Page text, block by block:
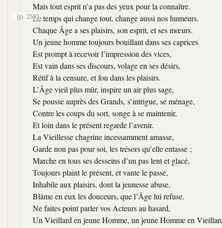
Mais tout esprit n’a pas des yeux pour la connaître.
{p. 258}Le temps qui change tout, change aussi nos humeurs.
Chaque Âge a ses plaisirs, son esprit, et ses mœurs.
Un jeune homme toujours bouillant dans ses caprices
Est prompt à recevoir l’impression des vices,
Est vain dans ses discours, volage en ses désirs,
Rétif à la censure, et fou dans les plaisirs.
L’Âge vieil plus mûr, inspire un air plus sage,
Se pousse auprès des Grands, s’intrigue, se ménage,
Contre les coups du sort, songe à se maintenir,
Et loin dans le présent regarde l’avenir.
La Vieillesse chagrine incessamment amasse,
Garde non pas pour soi, les trésors qu’elle entasse ;
Marche en tous ses desseins d’un pas lent et glacé,
Toujours plaint le présent, et vante le passé,
Inhabile aux plaisirs, dont la jeunesse abuse,
Blâme en eux les douceurs, que l’Âge lui refuse.
Ne faites point parler vos Acteurs au hasard,
Un Vieillard en jeune Homme, un jeune Homme en